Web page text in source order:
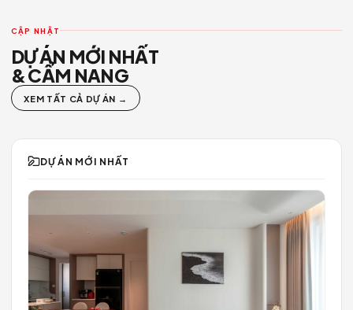
BIZ-OFFICE CO-WORKING: Dòng Chảy Sáng Tạo
CẬP NHẬT